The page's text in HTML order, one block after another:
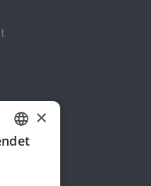
GERMAN
×